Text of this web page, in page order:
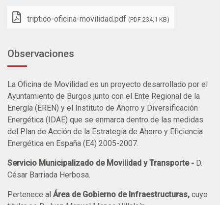
triptico-oficina-movilidad.pdf (PDF 234,1 KB)
Observaciones
La Oficina de Movilidad es un proyecto desarrollado por el
Ayuntamiento de Burgos junto con el Ente Regional de la
Energía (EREN) y el Instituto de Ahorro y Diversificación
Energética (IDAE) que se enmarca dentro de las medidas
del Plan de Acción de la Estrategia de Ahorro y Eficiencia
Energética en España (E4) 2005-2007.
Servicio Municipalizado de Movilidad y Transporte - D.
César Barriada Herbosa.
Pertenece al Área de Gobierno de Infraestructuras, cuyo